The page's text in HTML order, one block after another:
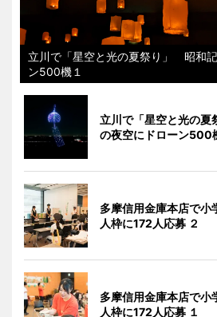
立川で「星空と光の夏祭り」 昭和
ン500機１
立川で「星空と光の
の夜空にドローン500
多摩信用金庫本店で
人枠に172人応募 ２
多摩信用金庫本店で
人枠に172人応募 １